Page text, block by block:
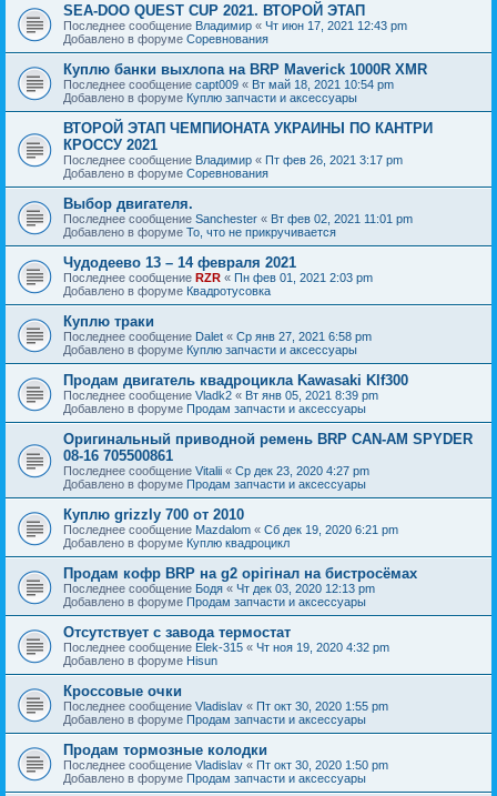
SEA-DOO QUEST CUP 2021. ВТОРОЙ ЭТАП
Последнее сообщение Владимир « Чт июн 17, 2021 12:43 pm
Добавлено в форуме Соревнования
Куплю банки выхлопа на BRP Maverick 1000R XMR
Последнее сообщение capt009 « Вт май 18, 2021 10:54 pm
Добавлено в форуме Куплю запчасти и аксессуары
ВТОРОЙ ЭТАП ЧЕМПИОНАТА УКРАИНЫ ПО КАНТРИ
КРОССУ 2021
Последнее сообщение Владимир « Пт фев 26, 2021 3:17 pm
Добавлено в форуме Соревнования
Выбор двигателя.
Последнее сообщение Sanchester « Вт фев 02, 2021 11:01 pm
Добавлено в форуме То, что не прикручивается
Чудодеево 13 – 14 февраля 2021
Последнее сообщение RZR « Пн фев 01, 2021 2:03 pm
Добавлено в форуме Квадротусовка
Куплю траки
Последнее сообщение Dalet « Ср янв 27, 2021 6:58 pm
Добавлено в форуме Куплю запчасти и аксессуары
Продам двигатель квадроцикла Kawasaki Klf300
Последнее сообщение Vladk2 « Вт янв 05, 2021 8:39 pm
Добавлено в форуме Продам запчасти и аксессуары
Оригинальный приводной ремень BRP CAN-AM SPYDER
08-16 705500861
Последнее сообщение Vitalii « Ср дек 23, 2020 4:27 pm
Добавлено в форуме Продам запчасти и аксессуары
Куплю grizzly 700 от 2010
Последнее сообщение Mazdalom « Сб дек 19, 2020 6:21 pm
Добавлено в форуме Куплю квадроцикл
Продам кофр BRP на g2 орігінал на бистросёмах
Последнее сообщение Бодя « Чт дек 03, 2020 12:13 pm
Добавлено в форуме Продам запчасти и аксессуары
Отсутствует с завода термостат
Последнее сообщение Elek-315 « Чт ноя 19, 2020 4:32 pm
Добавлено в форуме Hisun
Кроссовые очки
Последнее сообщение Vladislav « Пт окт 30, 2020 1:55 pm
Добавлено в форуме Продам запчасти и аксессуары
Продам тормозные колодки
Последнее сообщение Vladislav « Пт окт 30, 2020 1:50 pm
Добавлено в форуме Продам запчасти и аксессуары